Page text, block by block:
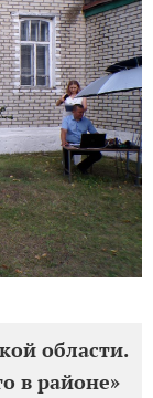
области.
в районе»